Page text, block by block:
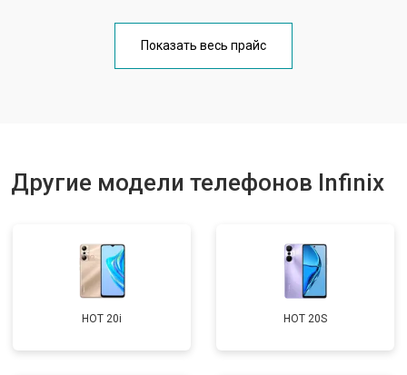
Ремонт цепи питания от 3200 ₽
Показать весь прайс
Другие модели телефонов Infinix
HOT 20i HOT 20S